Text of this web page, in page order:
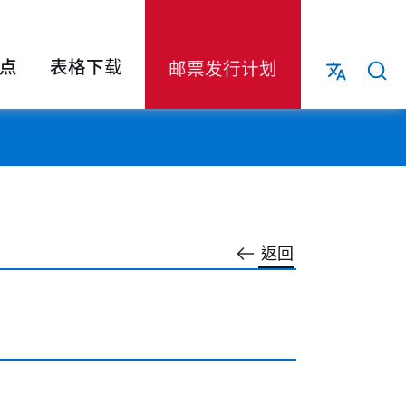
表格下载 邮票发行计划
返回